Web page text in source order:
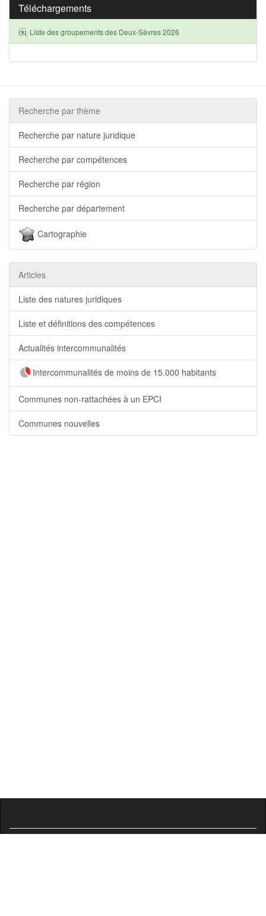
Téléchargements
Liste des groupements des Deux-Sèvres 2026
Recherche par thème
Recherche par nature juridique
Recherche par compétences
Recherche par région
Recherche par département
Cartographie
Articles
Liste des natures juridiques
Liste et définitions des compétences
Actualités intercommunalités
Intercommunalités de moins de 15.000 habitants
Communes non-rattachées à un EPCI
Communes nouvelles